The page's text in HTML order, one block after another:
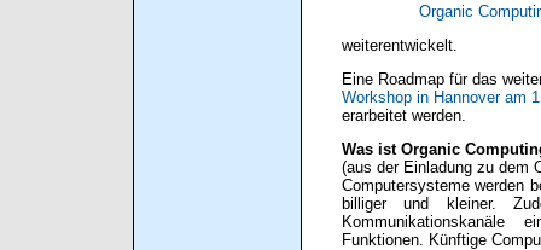
Organic
weiterentwickelt.
Eine Roadmap für das
Workshop in Hannover am
erarbeitet werden.
Was ist Organic
(aus der Einladung zu dem
Computersysteme werden
billiger und kleiner.
Kommunikationskanäle
Funktionen. Künftige